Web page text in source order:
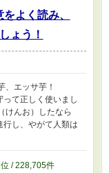
よく読み、
ょう！
、エッサ芋！
て正しく使いまし
けんお）したなら
し、やがて人類は
位 / 228,705件